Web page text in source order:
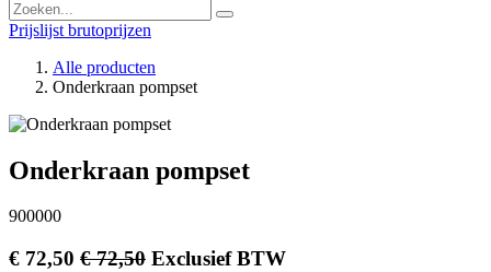
Prijslijst brutoprijzen
Alle producten
Onderkraan pompset
Onderkraan pompset
900000
€ 72,50 €72,50 Exclusief BTW